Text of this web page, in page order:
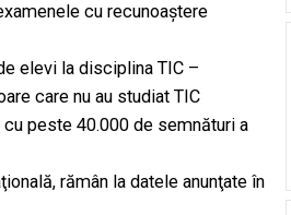
cu recunoaştere
elevi la disciplina TIC –
care nu au studiat TIC
peste 40.000 de semnături a
rămân la datele anunţate în